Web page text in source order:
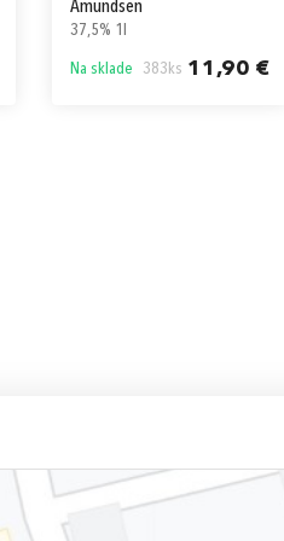
Amundsen
37,5% 1l
Na sklade 383ks 11,90 €